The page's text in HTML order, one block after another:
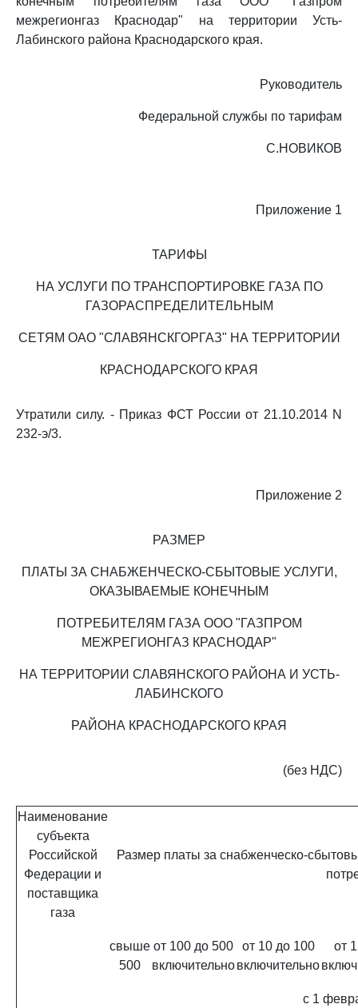
межрегионгаз Краснодар" на территории Усть-
Лабинского района Краснодарского края.
Руководитель
Федеральной службы по тарифам
С.НОВИКОВ
Приложение 1
ТАРИФЫ
НА УСЛУГИ ПО ТРАНСПОРТИРОВКЕ ГАЗА ПО
ГАЗОРАСПРЕДЕЛИТЕЛЬНЫМ
СЕТЯМ ОАО "СЛАВЯНСКГОРГАЗ" НА ТЕРРИТОРИИ
КРАСНОДАРСКОГО КРАЯ
Утратили силу. - Приказ ФСТ России от 21.10.2014 N
232-э/3.
Приложение 2
РАЗМЕР
ПЛАТЫ ЗА СНАБЖЕНЧЕСКО-СБЫТОВЫЕ УСЛУГИ,
ОКАЗЫВАЕМЫЕ КОНЕЧНЫМ
ПОТРЕБИТЕЛЯМ ГАЗА ООО "ГАЗПРОМ
МЕЖРЕГИОНГАЗ КРАСНОДАР"
НА ТЕРРИТОРИИ СЛАВЯНСКОГО РАЙОНА И УСТЬ-
ЛАБИНСКОГО
РАЙОНА КРАСНОДАРСКОГО КРАЯ
(без НДС)
Наименование
субъекта
Российской
Федерации и
поставщика
газа
Размер платы за снабженческо-
свыше
500
от 100 до 500
включительно
от 10 до 100
включительно
от
с 1